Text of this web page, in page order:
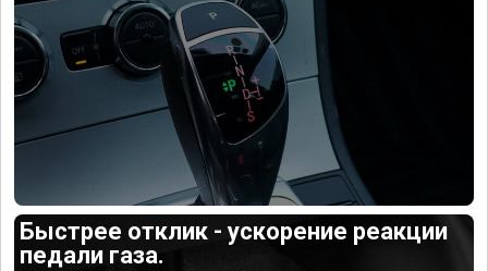
Быстрее отклик - ускорение реакции
педали газа.